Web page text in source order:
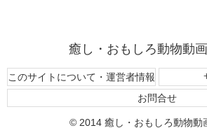
癒し・おもしろ動物動
このサイトについて・運営者情報
お問合せ
© 2014 癒し・おもしろ動物動